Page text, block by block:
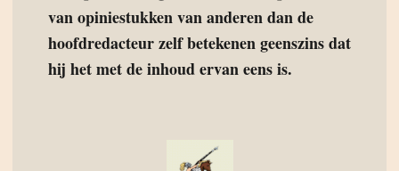
van opiniestukken van anderen dan de
hoofdredacteur zelf betekenen geenszins dat
hij het met de inhoud ervan eens is.